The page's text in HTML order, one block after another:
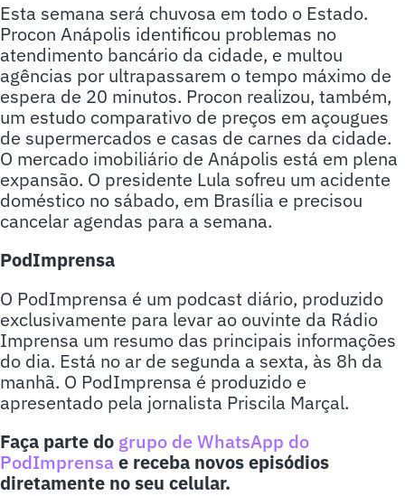
Esta semana será chuvosa em todo o Estado.
Procon Anápolis identificou problemas no
atendimento bancário da cidade, e multou
agências por ultrapassarem o tempo máximo de
espera de 20 minutos. Procon realizou, também,
um estudo comparativo de preços em açougues
de supermercados e casas de carnes da cidade.
O mercado imobiliário de Anápolis está em plena
expansão. O presidente Lula sofreu um acidente
doméstico no sábado, em Brasília e precisou
cancelar agendas para a semana.
PodImprensa
O PodImprensa é um podcast diário, produzido
exclusivamente para levar ao ouvinte da Rádio
Imprensa um resumo das principais informações
do dia. Está no ar de segunda a sexta, às 8h da
manhã. O PodImprensa é produzido e
apresentado pela jornalista Priscila Marçal.
Faça parte do grupo de WhatsApp do
PodImprensae receba novos episódios
diretamente no seu celular.